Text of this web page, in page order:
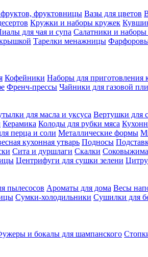
фруктовницы Вазы для цветов
Кружки и наборы кружек
для чая и супа Салатники и наборы
Тарелки менажницы
Кофейники Наборы для приготовления
Френч-прессы Чайники для газовой
для масла и уксуса Вертушки для
Керамика Колоды для рубки мяса
перца и соли Металлические формы
кухонная утварь Подносы
Сита и дуршлаги Скалки
Центрифуги для сушки зелени
пылесосов Ароматы для дома Весы
Сумки-холодильники Сушилки для
и бокалы для шампанского